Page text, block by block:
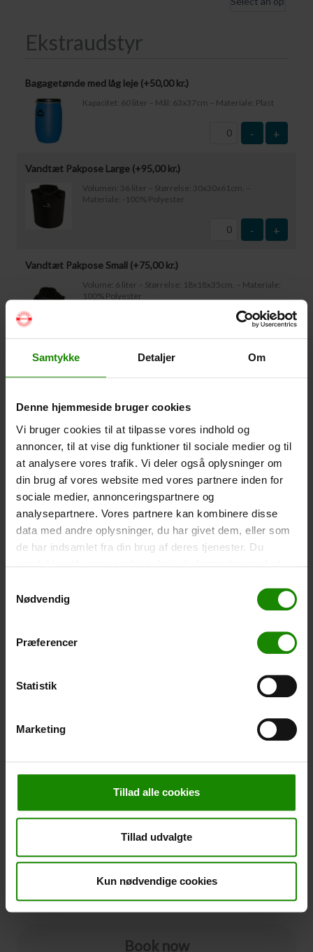
Samtykke Detaljer Om
Denne hjemmeside bruger cookies
Vi bruger cookies til at tilpasse vores indhold og
annoncer, til at vise dig funktioner til sociale medier og til
at analysere vores trafik. Vi deler også oplysninger om
din brug af vores website med vores partnere inden for
sociale medier, annonceringspartnere og
analysepartnere. Vores partnere kan kombinere disse
data med andre oplysninger, du har givet dem, eller som
de har indsamlet fra din brug af deres tjenester. Du
Nødvendig
Præferencer
Statistik
Marketing
Tillad alle cookies
Tillad udvalgte
Kun nødvendige cookies
Ekstraudstyr
Bagagetønde med låg leje (+50,00 kr.)
Kapacitet: 60 liter – Mål: 63x37cm – Materiale: Plast
- +
Vandtæt Pakpose Large (+95,00 kr.)
Volumen: 36 liter – Størrelse: 30x30x61cm. –
Materiale: -100% Polyester
- +
Vandtæt Pakpose Small (+75,00kr.)
Volume: 6 liter – Størrelse: 18x18x35cm. – Materiale:
100% Polyester
- +
Vandtæt Smartphone Etui (+60,00
Størrelse 22,5×11,5cm. Telefonen kan betjenes når
Telt – Grand Canyon Topeka 4 (+ 750,00kr.
Antal personer: 4 – Klik på billedet for at se størrelse på
- +
Fiskenet til børn (+ 30,00 kr. )
+
Regnponcho (+
Prisen er 5% af bookingens pris, dog min. 50,00 DKK.
Bemærk at tilvalgt ekstraudstyr ikke medregnes i
Book now